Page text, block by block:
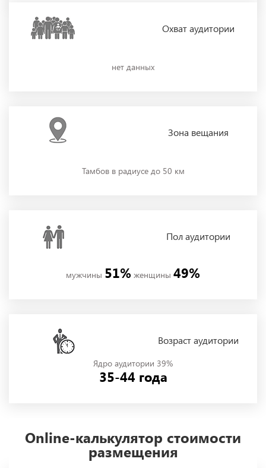
Охватаудитории
нет данных
Зона вещания
Тамбов в радиусе до 50 км
Полаудитории
мужчины 51% женщины 49%
Возраст аудитории
Ядро аудитории 39%
35-44 года
Online-калькулятор стоимости
размещения